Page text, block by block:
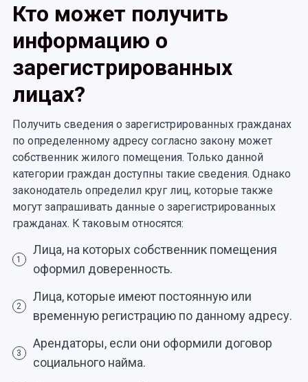
Кто может получить
информацию о
зарегистрированных
лицах?
Получить сведения о зарегистрированных гражданах
по определенному адресу согласно закону может
собственник жилого помещения. Только данной
категории граждан доступны такие сведения. Однако
законодатель определил круг лиц, которые также
могут запрашивать данные о зарегистрированных
гражданах. К таковым относятся:
1
Лица, на которых собственник помещения
оформил доверенность.
2
Лица, которые имеют постоянную или
временную регистрацию по данному адресу.
3
Арендаторы, если они оформили договор
социального найма.